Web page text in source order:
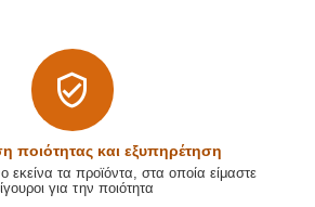
ποιότητας και εξυπηρέτηση
εκείνα τα προϊόντα, στα οποία είμαστε
για την ποιότητα